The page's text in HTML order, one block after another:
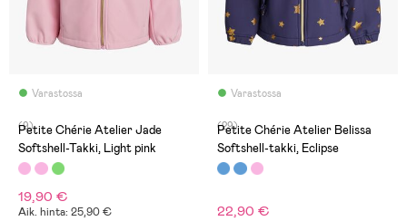
Varastossa
(9)
Petite Chérie Atelier Jade
Softshell-Takki, Light pink
19,90 €
Aik. hinta: 25,90 €
Varastossa
(29)
Petite Chérie Atelier Belissa
Softshell-takki, Eclipse
22,90 €